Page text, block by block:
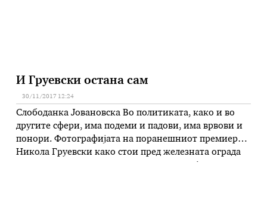
И Груевски остана сам
30/11/2017 12:24
Слободанка Јовановска Во политиката, како и во
другите сфери, има подеми и падови, има врвови и
понори. Фотографијата на поранешниот премиер
Никола Груевски како стои пред железната ограда